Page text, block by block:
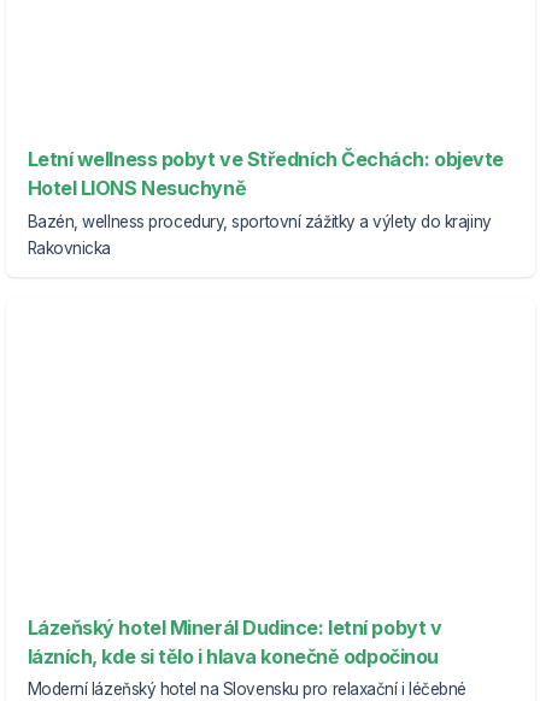
Letní wellness pobyt ve Středních Čechách: objevte
Hotel LIONS Nesuchyně
Bazén, wellness procedury, sportovní zážitky a výlety do krajiny
Rakovnicka
Lázeňský hotel Minerál Dudince: letní pobyt v
lázních, kde si tělo i hlava konečně odpočinou
Moderní lázeňský hotel na Slovensku pro relaxační i léčebné